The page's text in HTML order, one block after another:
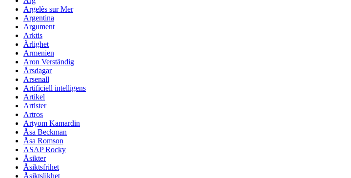
Argelès sur Mer
Argentina
Argument
Arktis
Ärlighet
Armenien
Aron Verständig
Årsdagar
Arsenall
Artificiell intelligens
Artikel
Artister
Artros
Artyom Kamardin
Åsa Beckman
Åsa Romson
ASAP Rocky
Åsikter
Åsiktsfrihet
Åsiktslikhet